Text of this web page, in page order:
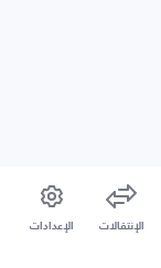
الإنتقالات الإعدادات